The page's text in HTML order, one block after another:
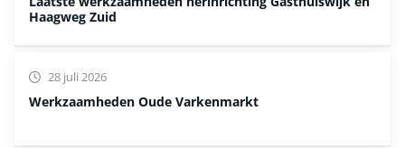
Haagweg Zuid
Werkzaamheden Oude Varkenmarkt
28 juli 2026